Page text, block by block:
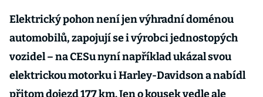
Elektrický pohon není jen výhradní doménou
automobilů, zapojují se i výrobci jednostopých
vozidel – na CESu nyní například ukázal svou
elektrickou motorku i Harley-Davidson a nabídl
přitom dojezd 177 km. Jen o kousek vedle ale